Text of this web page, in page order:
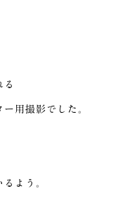
用撮影でした。
よう。